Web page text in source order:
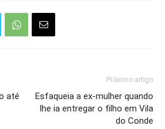
até
Próximo artigo
Esfaqueia a ex-mulher quando
lhe ia entregar o filho em Vila
do Conde